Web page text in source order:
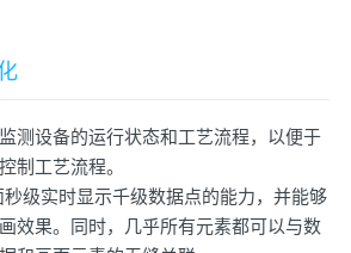
测设备的运行状态和工艺流程，以便于
制工艺流程。
级实时显示千级数据点的能力，并能够
效果。同时，几乎所有元素都可以与数